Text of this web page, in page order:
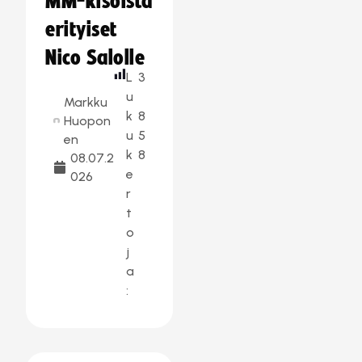
erityiset
Nico Salolle
Markku
Huopon
en
08.07.2
026
L
u
k
u
k
e
r
t
o
j
a
:
3
8
5
8